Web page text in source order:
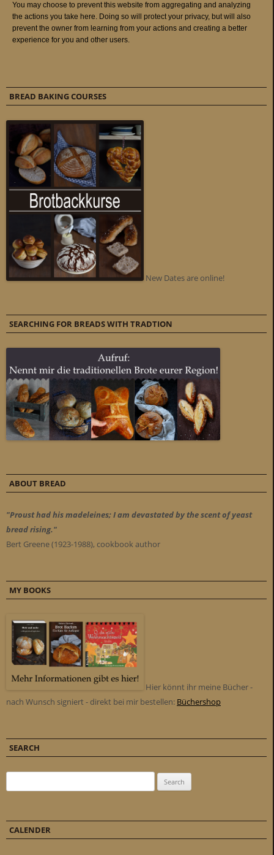
BREAD BAKING COURSES
New Dates are online!
SEARCHING FOR BREADS WITH TRADTION
ABOUT BREAD
"Proust had his madeleines; I am devastated by the scent of yeast
bread rising."
Bert Greene (1923-1988), cookbook author
MY BOOKS
Hier könnt ihr meine Bücher -
nach Wunsch signiert - direkt bei mir bestellen: Büchershop
SEARCH
CALENDER